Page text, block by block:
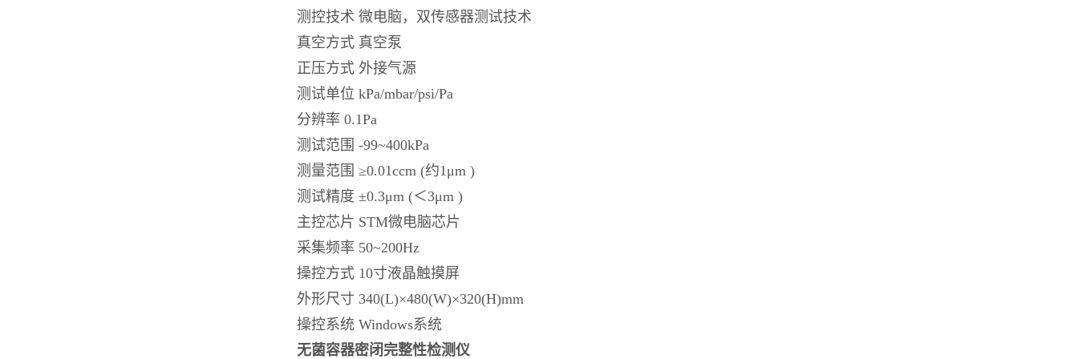
测控技术 微电脑，双传感器测试技术
真空方式 真空泵
正压方式 外接气源
测试单位 kPa/mbar/psi/Pa
分辨率 0.1Pa
测试范围 -99~400kPa
测量范围 ≥0.01ccm (约1μm )
测试精度 ±0.3μm (＜3μm )
主控芯片 STM微电脑芯片
采集频率 50~200Hz
操控方式 10寸液晶触摸屏
外形尺寸 340(L)×480(W)×320(H)mm
操控系统 Windows系统
无菌容器密闭完整性检测仪